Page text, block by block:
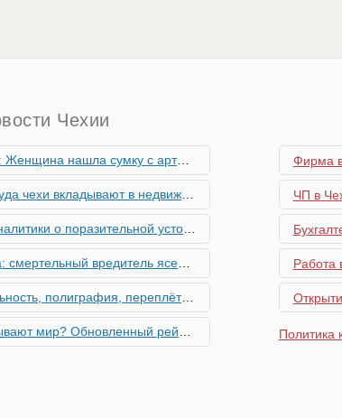
Чехии
снарядами, остановив движение поездов
в недвижимость и почему меняются их предпочтения?
устойчивости экономики Чехии
стремительно приближается к Чехии, необходима бдительность граждан
и копировальные работы в Чехии - простая лицензия №14
рейтинг глобальной мобильности 2026 года
Фирма
ЧП в
Работа
Политика